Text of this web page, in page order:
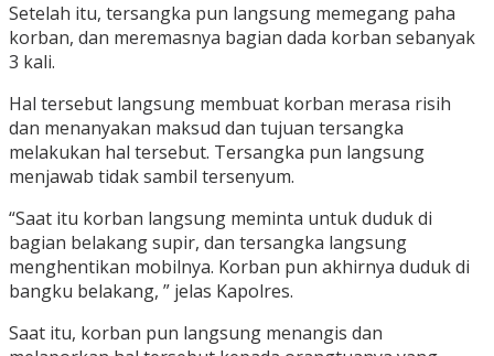
Setelah itu, tersangka pun langsung memegang paha
korban, dan meremasnya bagian dada korban sebanyak
3 kali.
Hal tersebut langsung membuat korban merasa risih
dan menanyakan maksud dan tujuan tersangka
melakukan hal tersebut. Tersangka pun langsung
menjawab tidak sambil tersenyum.
“Saat itu korban langsung meminta untuk duduk di
bagian belakang supir, dan tersangka langsung
menghentikan mobilnya. Korban pun akhirnya duduk di
bangku belakang, ” jelas Kapolres.
Saat itu, korban pun langsung menangis dan